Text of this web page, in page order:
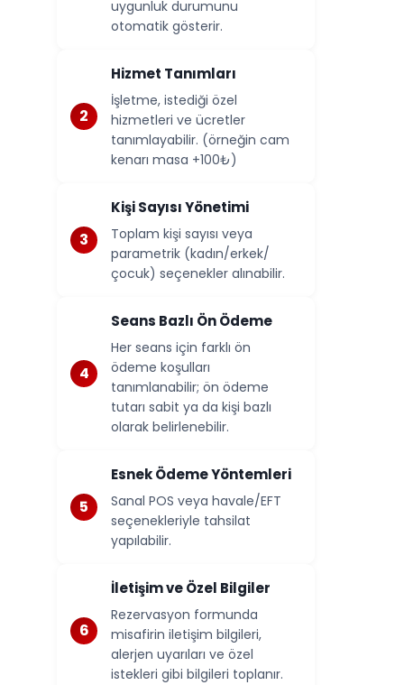
uygunluk durumunu
otomatik gösterir.
Hizmet Tanımları
İşletme, istediği özel
hizmetleri ve ücretler
tanımlayabilir. (örneğin cam
kenarı masa +100₺)
Kişi Sayısı Yönetimi
Toplam kişi sayısı veya
parametrik (kadın/erkek/
çocuk) seçenekler alınabilir.
Seans Bazlı Ön Ödeme
Her seans için farklı ön
ödeme koşulları
tanımlanabilir; ön ödeme
tutarı sabit ya da kişi bazlı
olarak belirlenebilir.
Esnek Ödeme Yöntemleri
Sanal POS veya havale/EFT
seçenekleriyle tahsilat
yapılabilir.
İletişim ve Özel Bilgiler
Rezervasyon formunda
misafirin iletişim bilgileri,
alerjen uyarıları ve özel
istekleri gibi bilgileri toplanır.